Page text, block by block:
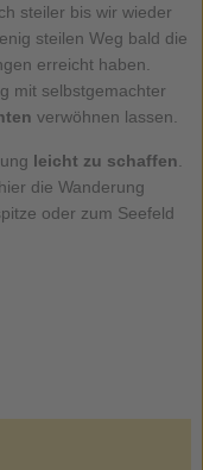
steiler bis wir wieder
steilen Weg bald die
erreicht haben.
mit selbstgemachter
verwöhnen lassen.
leicht zu schaffen
die Wanderung
oder zum Seefeld